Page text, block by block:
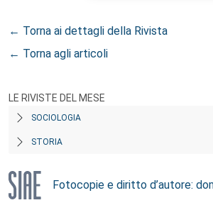
← Torna ai dettagli della Rivista
← Torna agli articoli
LE RIVISTE DEL MESE
SOCIOLOGIA
STORIA
Fotocopie e diritto d’autore: